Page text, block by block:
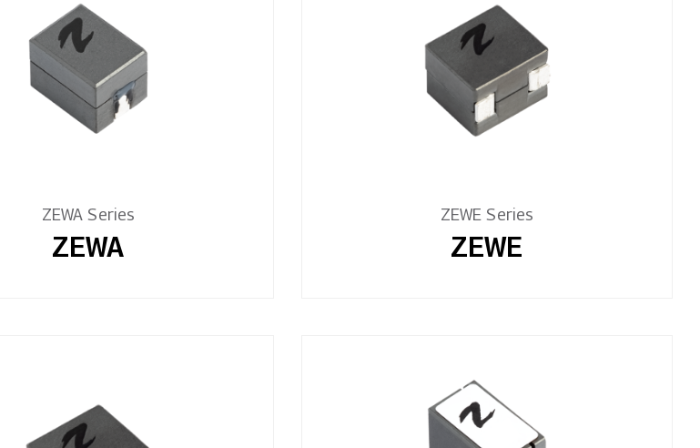
ZEWA Series
ZEWA
ZEWE Series
ZEWE